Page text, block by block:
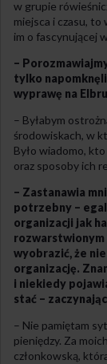
w grupie
miejsca i czasu,
im o fascynującej
–
tylko
wyprawę na
– Byłabym
środowiskach, w
Było wiadomo,
oraz sposoby ich
– Zastanawia
potrzebny –
organizacji jak
rozwarstwionym
wyobrazić, że
organizację.
i niekiedy
stać –
– Nie pamiętam
pieniędzy. Za
członkowską,